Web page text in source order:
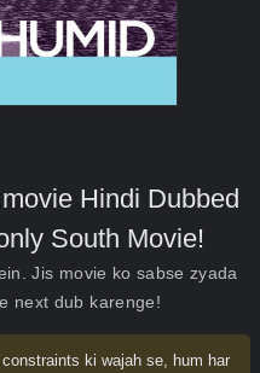
Hindi Dubbed
South Movie!
Jis movie ko sabse zyada
next dub karenge!
constraints ki wajah se, hum har